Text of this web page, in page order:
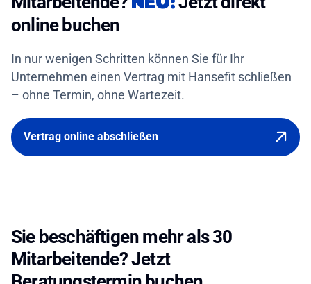
online buchen
In nur wenigen Schritten können Sie für Ihr
Unternehmen einen Vertrag mit Hansefit schließen
– ohne Termin, ohne Wartezeit.
Vertrag online abschließen
Sie beschäftigen mehr als 30
Mitarbeitende? Jetzt